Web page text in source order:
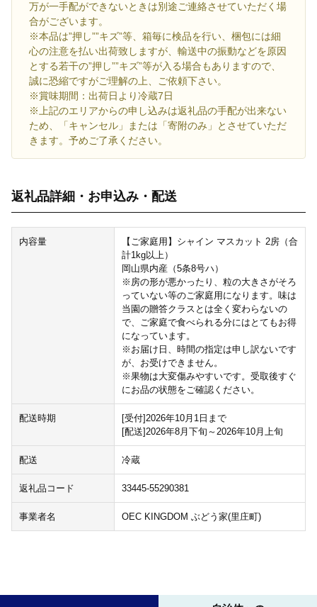
万が一手配ができないときは別途ご連絡させていただく場
合がございます。
※本品は”押し””キズ”等、箱毎に検品を行い、梱包には細
心の注意を払い出荷致しますが、輸送中の振動などを原因
とする若干の”押し””キズ”等が入る場合もありますので、
誠に恐縮ですがご理解の上、ご依頼下さい。
※賞味期間：出荷日より冷蔵7日
※上記のエリアからの申し込みは返礼品の手配が出来ない
ため、「キャンセル」または「寄附のみ」とさせていただ
きます。予めご了承ください。
返礼品詳細・お申込み・配送
内容量
【ご家庭用】シャイン マスカット 2房（合
計1kg以上）
岡山県内産（5条8号ハ）
※房の形が悪かったり、粒の大きさがそろ
っていない等のご家庭用になります。味は
当園の贈答クラスとは全く変わらないの
で、ご家庭で食べられる分にはとてもお得
になっています。
※お届け日、時間の指定は申し訳ないです
が、お受けできません。
※果物は大変傷みやすいです。受取後すぐ
にお品の状態をご確認ください。
配送時期
[受付]2026年10月1日まで
[配送]2026年8月下旬～2026年10月上旬
配送 冷蔵
返礼品コード 33445-55290381
事業者名 OEC KINGDOM ぶどう家(里庄町)